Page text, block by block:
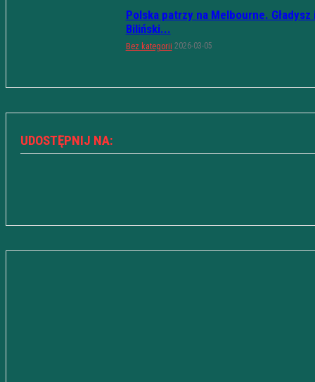
Polska patrzy na Melbourne. Gładysz
Biliński...
Bez kategorii 2026-03-05
UDOSTĘPNIJ NA: